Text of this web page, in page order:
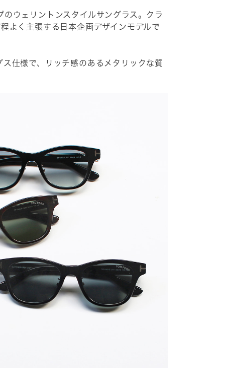
ウェリントンスタイルサングラス。クラ
よく主張する日本企画デザインモデルで
仕様で、リッチ感のあるメタリックな質